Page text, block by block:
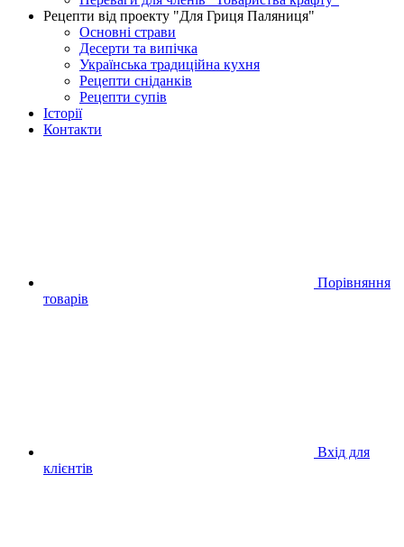
Рецепти від проекту "Для Гриця Паляниця"
Основні страви
Десерти та випічка
Українська традиційна кухня
Рецепти сніданків
Рецепти супів
Історії
Контакти
Порівняння
товарів
Вхід для
клієнтів